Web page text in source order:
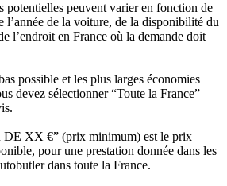
potentielles peuvent varier en fonction de
l’année de la voiture, de la disponibilité du
l’endroit en France où la demande doit
possible et les plus larges économies
devez sélectionner “Toute la France”
XX €” (prix minimum) est le prix
pour une prestation donnée dans les
dans toute la France.